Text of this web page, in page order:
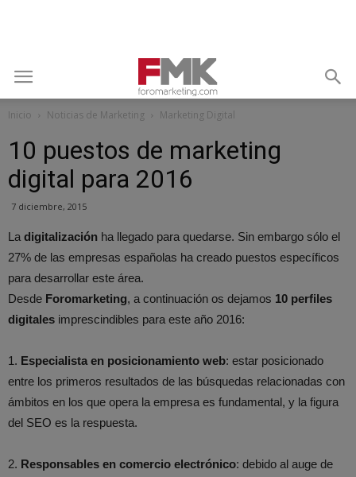
Inicio Noticias de Marketing Marketing Digital
10 puestos de marketing
digital para 2016
7 diciembre, 2015
La digitalización ha llegado para quedarse. Sin embargo sólo el
27% de las empresas españolas ha creado puestos específicos
para desarrollar este área.
Desde Foromarketing, a continuación os dejamos 10 perfiles
digitales imprescindibles para este año 2016:
1. Especialista en posicionamiento web: estar posicionado
entre los primeros resultados de las búsquedas relacionadas con
ámbitos en los que opera la empresa es fundamental, y la figura
del SEO es la respuesta.
2. Responsables en comercio electrónico: debido al auge de